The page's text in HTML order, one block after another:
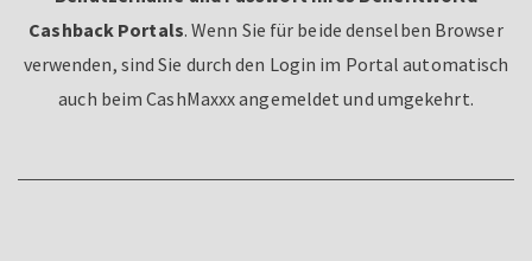
Cashback Portals. Wenn Sie für beide denselben Browser
verwenden, sind Sie durch den Login im Portal automatisch
auch beim CashMaxxx angemeldet und umgekehrt.